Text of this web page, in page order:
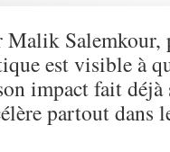
Salemkour,
est visible à
impact fait déjà
partout